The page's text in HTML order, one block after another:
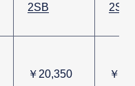
2SB
2SB
￥20,350 ￥